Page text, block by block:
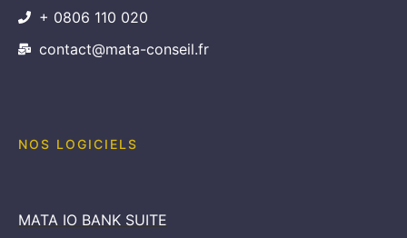
+ 0806 110 020
contact@mata-conseil.fr
MATA IO BANK SUITE